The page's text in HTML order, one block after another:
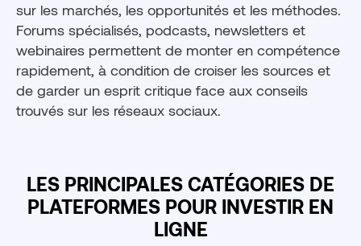
sur les marchés, les opportunités et les méthodes.
Forums spécialisés, podcasts, newsletters et
webinaires permettent de monter en compétence
rapidement, à condition de croiser les sources et
de garder un esprit critique face aux conseils
trouvés sur les réseaux sociaux.
LES PRINCIPALES CATÉGORIES DE
PLATEFORMES POUR INVESTIR EN
LIGNE